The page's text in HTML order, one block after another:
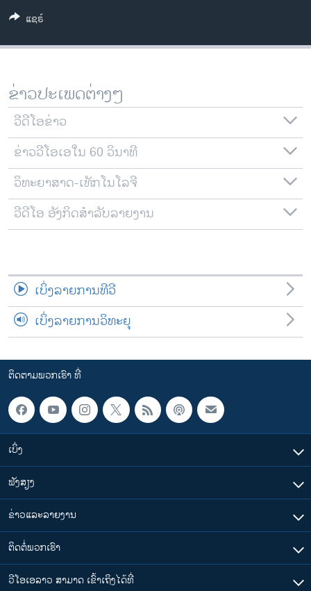
ສຽງ
ລາຍການກະຈາຍສຽງ
ຕິດຕາມພວກເຮົາ ທີ່
ພາສາຕ່າງໆ
ແຊຣ໌
ຂ່າວປະເພດຕ່າງໆ
ວີດີໂອຂ່າວ
ຂ່າວວີໂອເອໃນ 60 ວິນາທີ
ວິທະຍາສາດ-ເທັກໂນໂລຈີ
ວີດີໂອ ອັງກິດສຳລັບລາຍງານ
ເບິ່ງລາຍການທີວີ
ເບິ່ງລາຍການວິທະຍຸ
ຕິດຕາມພວກເຮົາ ທີ່
ເບິ່ງ
ຟັງສຽງ
ຂ່າວແລະລາຍງານ
ຕິດຕໍ່ພວກເຮົາ
ວີໂອເອລາວ ສາມາດ ເຂົ້າເຖິງໄດ້ທີ່